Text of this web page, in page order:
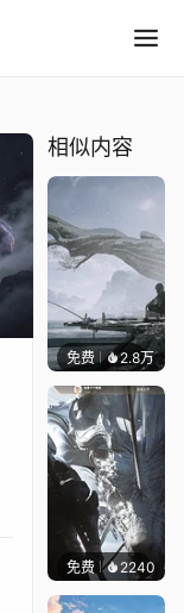
相似内容
免费 2.8万
免费 2240
千千壁纸
等作者